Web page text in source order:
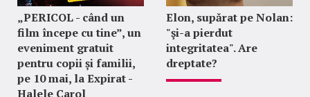
„PERICOL - când un
film începe cu tine”, un
eveniment gratuit
pentru copii și familii,
pe 10 mai, la Expirat -
Halele Carol
Elon, supărat pe Nolan:
"şi-a pierdut
integritatea". Are
dreptate?